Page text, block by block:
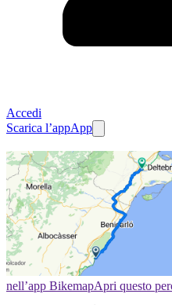
Accedi
Scarica l’appApp
nell’app BikemapApri questo